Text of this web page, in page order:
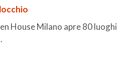
House Milano apre 80 luoghi